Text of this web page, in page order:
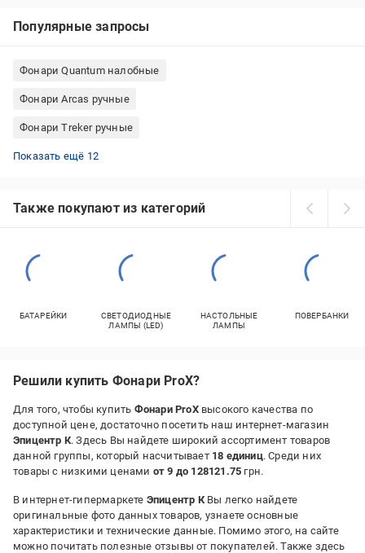
Популярные запросы
Фонари Quantum налобные
Фонари Arcas ручные
Фонари Treker ручные
Мощные налобные фонари
Фонари Police ручные
Фонари Bailong налобные
Фонари Olight ручные
Налобные фонари с датчиком движения
Фонари Expert велосипедные
Фонари DPM ручные
Фонари OnRide велосипедные
Фонари UP! (Underprice) велосипедные
Фонари AMiO ручные
Фонари Quantum ручные
Фонари YAJIA ручные
Показать ещё 12
Также покупают из категорий
БАТАРЕЙКИ
СВЕТОДИОДНЫЕ
ЛАМПЫ (LED)
НАСТОЛЬНЫЕ
ЛАМПЫ
ПОВЕРБАНКИ
Решили купить Фонари ProX?
Для того, чтобы купить Фонари ProXвысокого качества по
доступной цене, достаточно посетить наш интернет-магазин
Эпицентр К. Здесь Вы найдете широкий ассортимент товаров
данной группы, который насчитывает 18 единиц. Среди них
товары с низкими ценами от 9 до 128121.75 грн.
В интернет-гипермаркете Эпицентр КВы легко найдете
оригинальные фото данных товаров, узнаете основные
характеристики и технические данные. Помимо этого, на сайте
можно почитать полезные отзывы от покупателей. Также здесь